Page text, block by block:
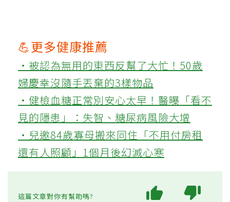
💪更多健康推薦
‧被認為無用的東西反幫了大忙！50歲
婦慶幸沒隨手丟棄的3樣物品
‧健檢血糖正常別安心太早！醫曝「看不
見的隱患」：失智、糖尿病風險大增
‧兒邀84歲寡母搬來同住「不用付房租
還有人照顧」1個月後幻滅心寒
這篇文章對你有幫助嗎?